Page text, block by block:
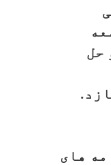
حل
های